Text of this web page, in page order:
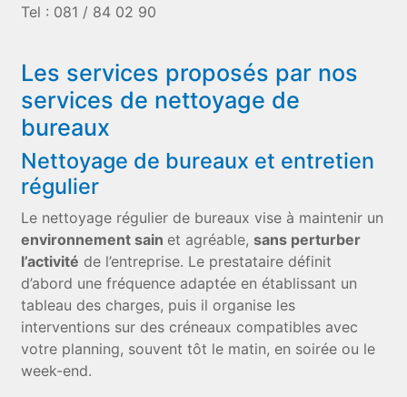
Tel : 081 / 84 02 90
Les services proposés par nos
services de nettoyage de
bureaux
Nettoyage de bureaux et entretien
régulier
Le nettoyage régulier de bureaux vise à maintenir un
environnement sain et agréable,sans perturber
l’activité de l’entreprise. Le prestataire définit
d’abord une fréquence adaptée en établissant un
tableau des charges, puis il organise les
interventions sur des créneaux compatibles avec
votre planning, souvent tôt le matin, en soirée ou le
week-end.